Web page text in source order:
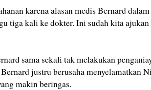
karena alasan medis Bernard dalam
tiga kali ke dokter. Ini sudah kita ajukan
sama sekali tak melakukan
justru berusaha menyelamatkan
makin beringas.